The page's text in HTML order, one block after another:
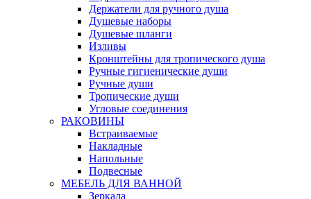
Держатели для ручного душа
Душевые наборы
Душевые шланги
Изливы
Кронштейны для тропического душа
Ручные гигиенические души
Ручные души
Тропические души
Угловые соединения
РАКОВИНЫ
Встраиваемые
Накладные
Напольные
Подвесные
МЕБЕЛЬ ДЛЯ ВАННОЙ
Зеркала